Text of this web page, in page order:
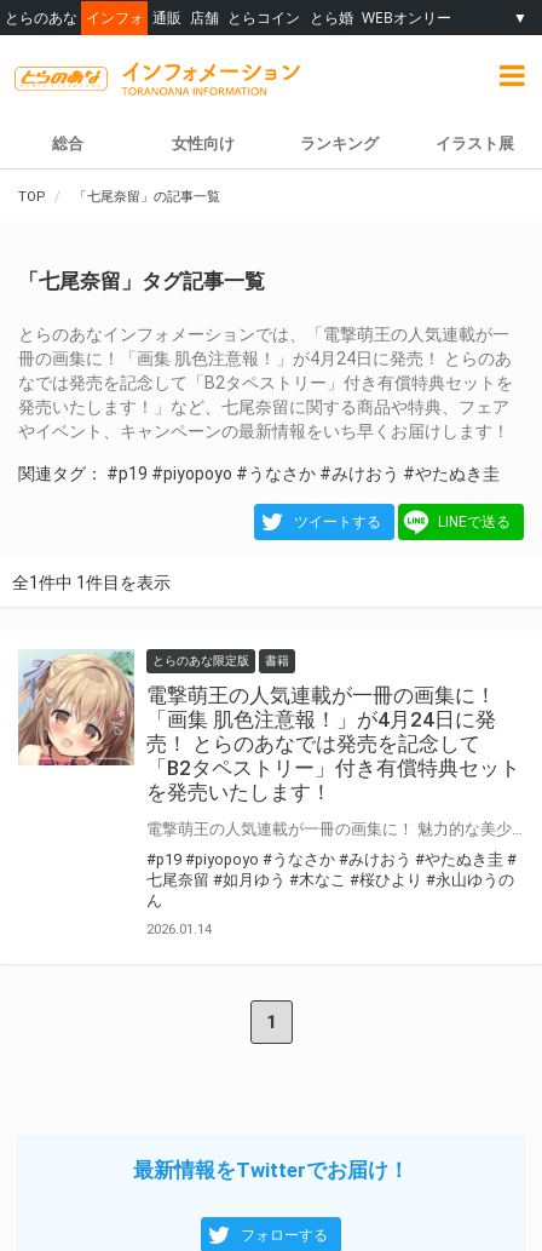
とらのあな インフォ 通販 店舗 とらコイン とら婚 WEBオンリー ▼
総合 女性向け ランキング イラスト展
TOP 「七尾奈留」の記事一覧
「七尾奈留」タグ記事一覧
とらのあなインフォメーションでは、「電撃萌王の人気連載が一
冊の画集に！「画集 肌色注意報！」が4月24日に発売！ とらのあ
なでは発売を記念して「B2タペストリー」付き有償特典セットを
発売いたします！」など、七尾奈留に関する商品や特典、フェア
やイベント、キャンペーンの最新情報をいち早くお届けします！
関連タグ： #p19 #piyopoyo #うなさか #みけおう #やたぬき圭
ツイートする LINEで送る
全1件中 1件目を表示
とらのあな限定版 書籍
電撃萌王の人気連載が一冊の画集に！
「画集 肌色注意報！」が4月24日に発
売！ とらのあなでは発売を記念して
「B2タペストリー」付き有償特典セット
を発売いたします！
#p19 #piyopoyo #うなさか #みけおう #やたぬき圭 #
七尾奈留 #如月ゆう #木なこ #桜ひより #永山ゆうの
ん
2026.01.14
1
最新情報をTwitterでお届け！
フォローする